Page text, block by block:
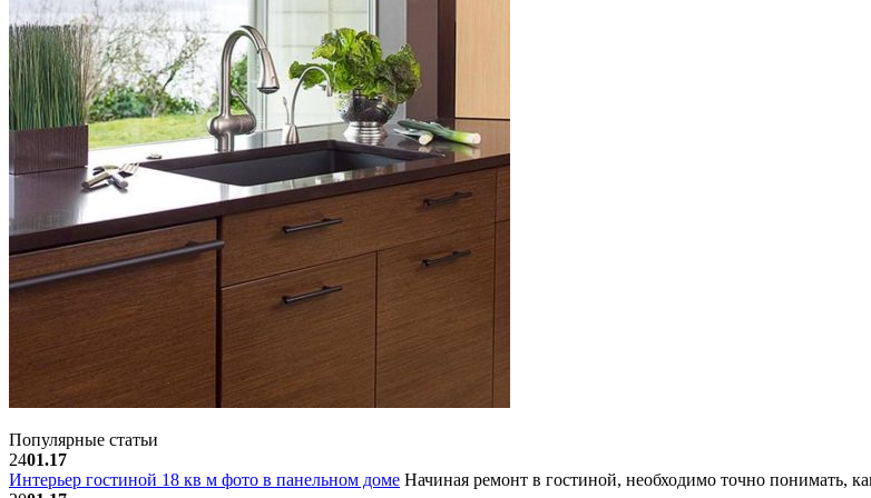
Популярные статьи
2401.17
Интерьер гостиной 18 кв м фото в панельном доме Начиная ремонт в гостиной, необходимо точно понимать,